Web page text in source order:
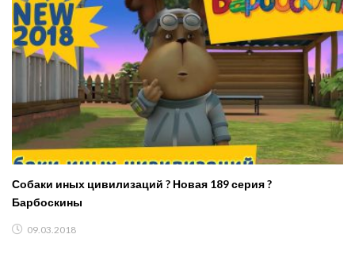
Собаки иных цивилизаций ? Новая 189 серия ?
Барбоскины
09.03.2018